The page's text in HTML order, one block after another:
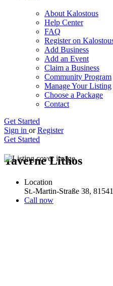
About Kalostous
Help Center
FAQ
Register on
Add Business
Add an Event
Claim a Business
Community Program
Manage Your Listing
Choose a Package
Contact
Get Started
Sign in or Register
Get Started
Taverne Lithos
Location
St.-Martin-Straße 38,
Call now